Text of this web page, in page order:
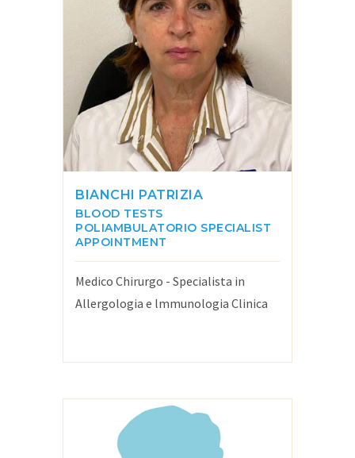
BIANCHI PATRIZIA
BLOOD TESTS
POLIAMBULATORIO SPECIALIST
APPOINTMENT
Medico Chirurgo - Specialista in
Allergologia e lmmunologia Clinica